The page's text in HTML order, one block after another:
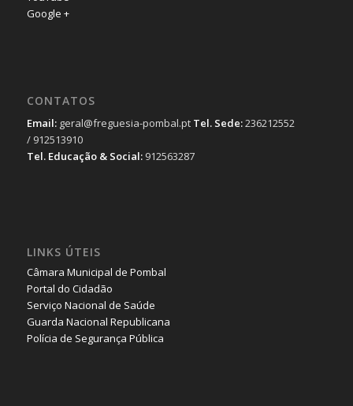
Google +
CONTATOS
Email:geral@freguesia-pombal.pt Tel. Sede:236212552
/ 912513910
Tel. Educação & Social: 912563287
LINKS ÚTEIS
Câmara Municipal de Pombal
Portal do Cidadão
Serviço Nacional de Saúde
Guarda Nacional Republicana
Polícia de Segurança Pública